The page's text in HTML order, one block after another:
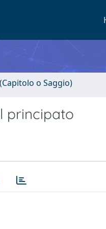
o Saggio)
principato